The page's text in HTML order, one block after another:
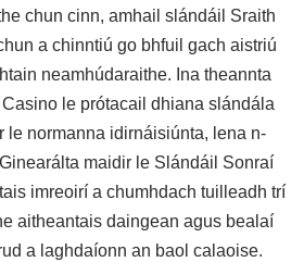
chun cinn, amhail slándáil Sraith
a chinntiú go bhfuil gach aistriú
neamhúdaraithe. Ina theannta
le prótacail dhiana slándála
le normanna idirnáisiúnta, lena n-
maidir le Slándáil Sonraí
imreoirí a chumhdach tuilleadh trí
aitheantais daingean agus bealaí
a laghdaíonn an baol calaoise.